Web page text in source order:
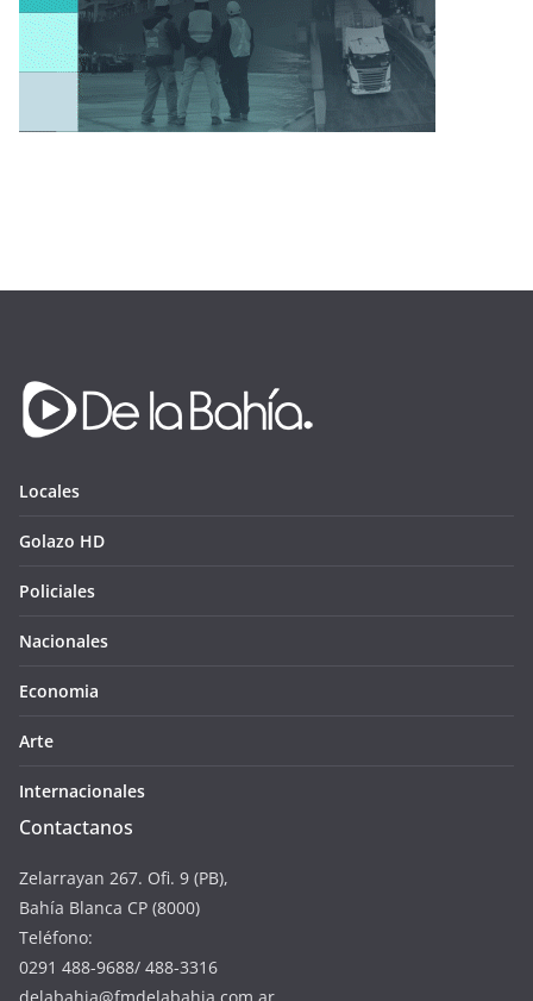
Locales
Golazo HD
Policiales
Nacionales
Economia
Arte
Internacionales
Contactanos
Zelarrayan 267. Ofi. 9 (PB),
Bahía Blanca CP (8000)
Teléfono:
0291 488-9688/ 488-3316